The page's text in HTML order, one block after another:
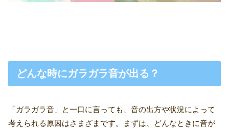
どんな時にガラガラ音が出る？
「ガラガラ音」と一口に言っても、音の出方や状況によって
考えられる原因はさまざまです。まずは、どんなときに音が